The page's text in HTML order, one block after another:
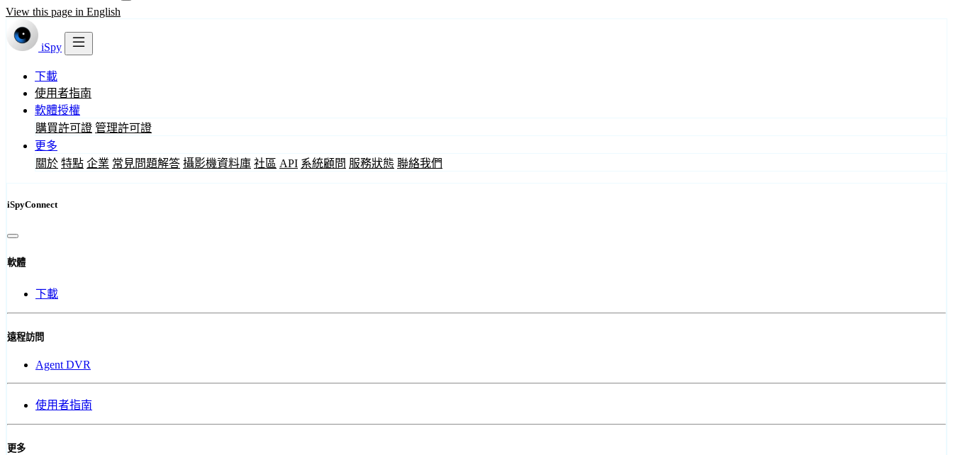
View this page in English
iSpy
下載
使用者指南
軟體授權
購買許可證 管理許可證
更多
關於 特點 企業 常見問題解答 攝影機資料庫 社區 API 系統顧問 服務狀態 聯絡我們
iSpyConnect
軟體
下載
遠程訪問
Agent DVR
使用者指南
更多